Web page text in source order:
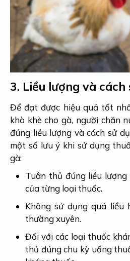
3. Liều lượng và
Để đạt được hiệu quả tốt
khò khè cho gà, người chăn
đúng liều lượng và cách sử
một số lưu ý khi sử dụng
gà:
Tuân thủ đúng liều
của từng loại thuốc.
Không sử dụng quá liều
thường xuyên.
Đối với các loại thuốc
thủ đúng chu kỳ uống